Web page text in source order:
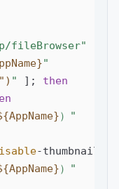
fileBrowser"
"
" ]; then
）"
-thumbnails
）"